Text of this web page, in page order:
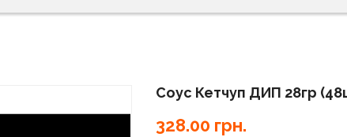
Соус Кетчуп ДИП 28гр
328.00 грн.